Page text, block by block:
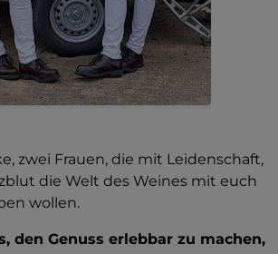
zwei Frauen, die mit Leidenschaft,
die Welt des Weines mit euch
wollen.
den Genuss erlebbar zu machen,